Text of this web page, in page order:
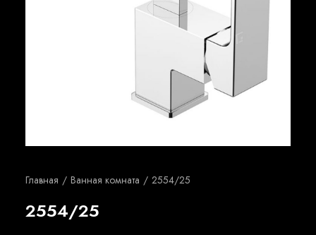
Главная Ванная комната 2554/25
2554/25